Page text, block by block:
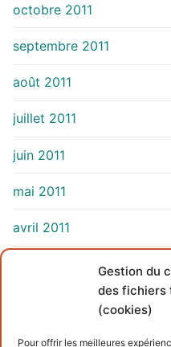
Gestion du
des fichiers
(cookies)
Pour offrir les meilleures
octobre 2011
septembre 2011
août 2011
juillet 2011
juin 2011
mai 2011
avril 2011
INFORMATIONS